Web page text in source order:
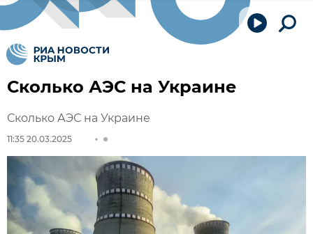
Сколько АЭС на Украине
Сколько АЭС на Украине
11:35 20.03.2025